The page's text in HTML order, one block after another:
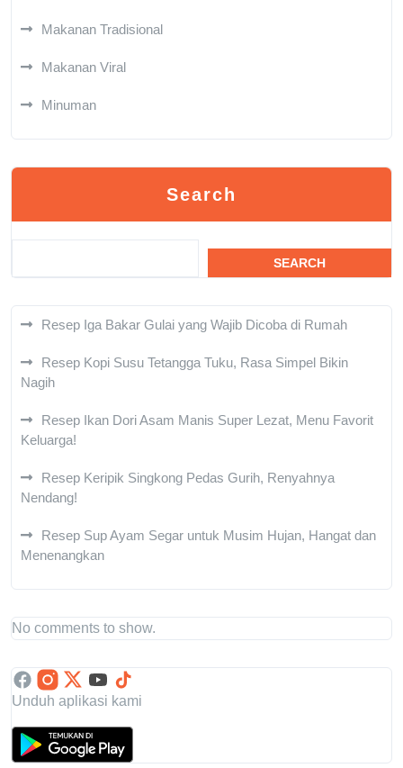
Makanan Tradisional
Makanan Viral
Minuman
Search
SEARCH
Resep Iga Bakar Gulai yang Wajib Dicoba di Rumah
Resep Kopi Susu Tetangga Tuku, Rasa Simpel Bikin
Nagih
Resep Ikan Dori Asam Manis Super Lezat, Menu Favorit
Keluarga!
Resep Keripik Singkong Pedas Gurih, Renyahnya
Nendang!
Resep Sup Ayam Segar untuk Musim Hujan, Hangat dan
Menenangkan
No comments to show.
Unduh aplikasi kami